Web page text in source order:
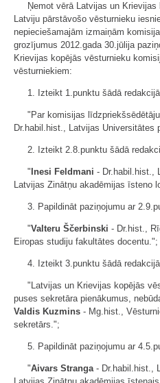
Ņemot vērā Latvijas un
Latviju pārstāvošo vēsturnieku
nepieciešamajām izmaiņām
grozījumus 2012.gada 30.jūlija
Krievijas kopējās vēsturnieku
vēsturniekiem:
1. Izteikt 1.punktu šādā
"Par komisijas
Dr.habil.hist., Latvijas Universitātes
2. Izteikt 2.8.punktu šādā
" Inesi Feldmani - Dr.habil.hist.,
Latvijas Zinātņu akadēmijas īsteno
3. Papildināt paziņojumu ar
"Valteru Ščerbinski - Dr.hist.,
Eiropas studiju fakultātes docentu.";
4. Izteikt 3.punktu šādā
"Latvijas un Krievijas kopējās
puses sekretāra pienākumus,
Valdis Kuzmins - Mg.hist.,
sekretārs.";
5. Papildināt paziņojumu ar
"Aivars Stranga- Dr.habil.hist.,